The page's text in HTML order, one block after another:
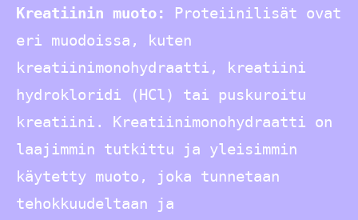
Kreatiinin muoto:
Proteiinilisät ovat
eri muodoissa, kuten
kreatiinimonohydraatti, kreatiini
hydrokloridi (HCl) tai puskuroitu
kreatiini. Kreatiinimonohydraatti on
laajimmin tutkittu ja yleisimmin
käytetty muoto, joka tunnetaan
tehokkuudeltaan ja